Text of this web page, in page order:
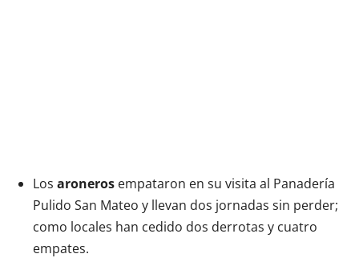
Los aroneros empataron en su visita al Panadería
Pulido San Mateo y llevan dos jornadas sin perder;
como locales han cedido dos derrotas y cuatro
empates.